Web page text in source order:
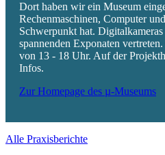
Dort haben wir ein Museum
Rechenmaschinen, Computer
Schwerpunkt hat.
spannenden Exponaten
von 13 - 18 Uhr. Auf der
Infos.
Zur Homepage des µ-Museums
Alle Praxisberichte